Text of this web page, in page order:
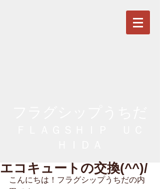
エコキュートの交換(^^)/
こんにちは！フラグシップうちだの内